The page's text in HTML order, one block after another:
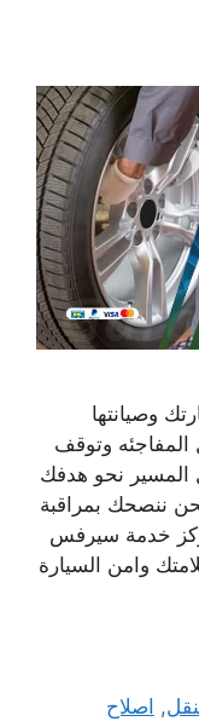
وصيانتها
المفاجئه وتوقف
المسير نحو هدفك
ننصحك بمراقبة
خدمة سيرفس
وامن السيارة
, اصلاح